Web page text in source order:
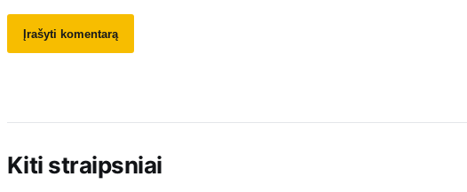
Kiti straipsniai